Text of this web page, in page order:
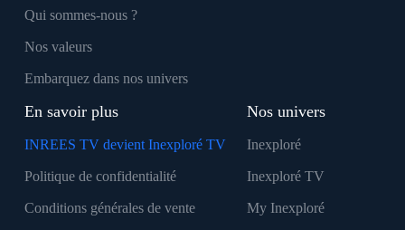
Qui sommes-nous ?
Nos valeurs
Embarquez dans nos univers
En savoir plus
INREES TV devient Inexploré TV
Politique de confidentialité
Conditions générales de vente
Nos univers
Inexploré
Inexploré TV
My Inexploré